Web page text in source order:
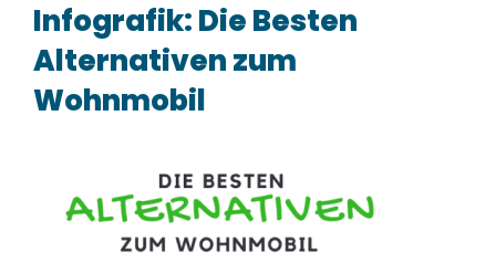
Infografik: Die Besten
Alternativen zum
Wohnmobil